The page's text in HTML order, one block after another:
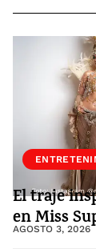
El traje
en Miss
AGOSTO 3, 2026